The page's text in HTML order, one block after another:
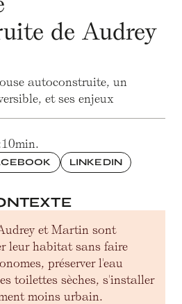
de Audrey
autoconstruite, un
et ses enjeux
10min.
LINKEDIN
et Martin sont
leur habitat sans faire
préserver l'eau
toilettes sèches, s'installer
moins urbain.